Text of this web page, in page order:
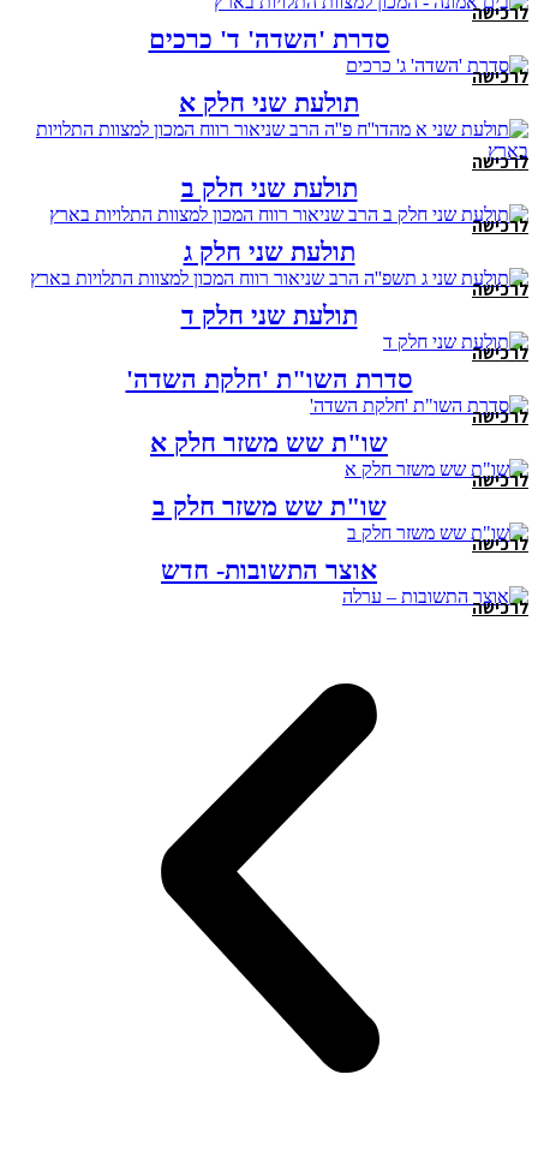
לרכישה
סדרת 'השדה' ד' כרכים
לרכישה
תולעת שני חלק א
לרכישה
תולעת שני חלק ב
לרכישה
תולעת שני חלק ג
לרכישה
תולעת שני חלק ד
לרכישה
סדרת השו"ת 'חלקת השדה'
לרכישה
שו"ת שש משזר חלק א
לרכישה
שו"ת שש משזר חלק ב
לרכישה
אוצר התשובות- חדש
לרכישה